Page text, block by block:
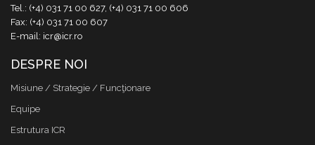
Tel.: (+4) 031 71 00 627, (+4) 031 71 00 606
Fax: (+4) 031 71 00 607
E-mail: icr@icr.ro
DESPRE NOI
Misiune / Strategie / Funcţionare
Equipe
Estrutura ICR